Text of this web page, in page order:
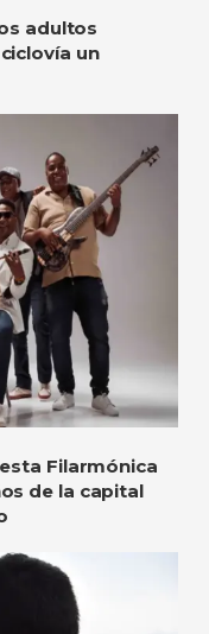
adultos
un
Filarmónica
de la capital